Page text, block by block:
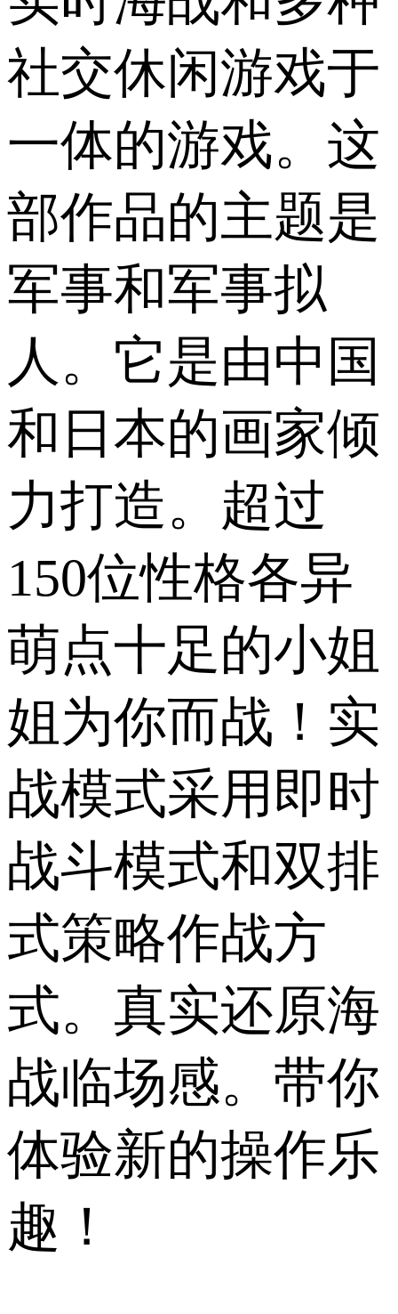
社交休闲游戏于
一体的游戏。这
部作品的主题是
军事和军事拟
人。它是由中国
和日本的画家倾
力打造。超过
150位性格各异
萌点十足的小姐
姐为你而战！实
战模式采用即时
战斗模式和双排
式策略作战方
式。真实还原海
战临场感。带你
体验新的操作乐
趣！